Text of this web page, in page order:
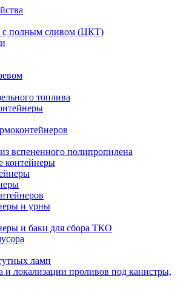
с полным сливом (ЦКТ)
топлива
вспененного полипропилена
контейнеры
и урны
и баки для сбора ТКО
ламп
и локализации проливов под канистры,